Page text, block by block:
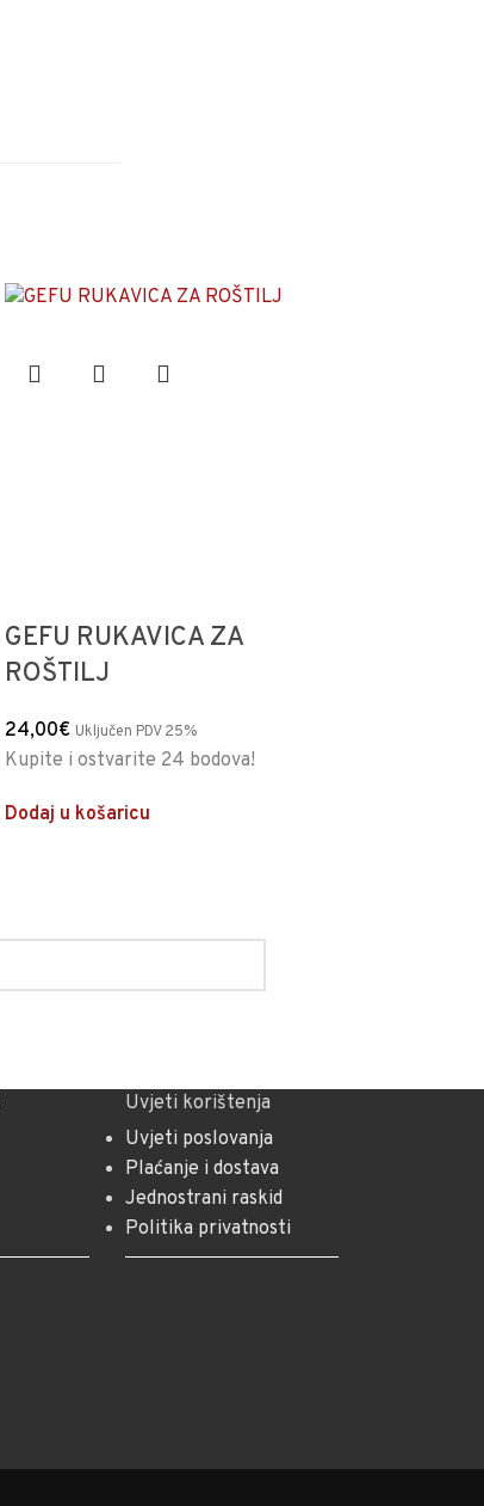
GEFU RUKAVICA ZA
ROŠTILJ
24,00€ Uključen PDV 25%
Kupite i ostvarite 24 bodova!
Dodaj u košaricu
Uvjeti korištenja
Uvjeti poslovanja
Plaćanje i dostava
Jednostrani raskid
Politika privatnosti